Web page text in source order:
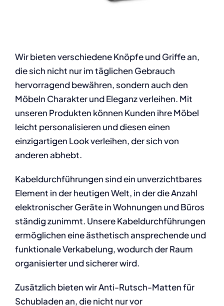
Wir bieten verschiedene Knöpfe und Griffe an,
die sich nicht nur im täglichen Gebrauch
hervorragend bewähren, sondern auch den
Möbeln Charakter und Eleganz verleihen. Mit
unseren Produkten können Kunden ihre Möbel
leicht personalisieren und diesen einen
einzigartigen Look verleihen, der sich von
anderen abhebt.
Kabeldurchführungen sind ein unverzichtbares
Element in der heutigen Welt, in der die Anzahl
elektronischer Geräte in Wohnungen und Büros
ständig zunimmt. Unsere Kabeldurchführungen
ermöglichen eine ästhetisch ansprechende und
funktionale Verkabelung, wodurch der Raum
organisierter und sicherer wird.
Zusätzlich bieten wir Anti-Rutsch-Matten für
Schubladen an, die nicht nur vor